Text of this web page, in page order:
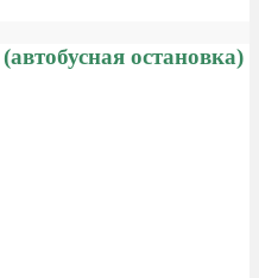
остановка)